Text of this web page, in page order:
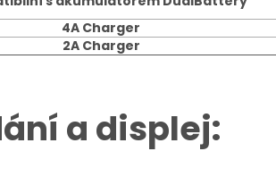
4A Charger
2A Charger
a displej: